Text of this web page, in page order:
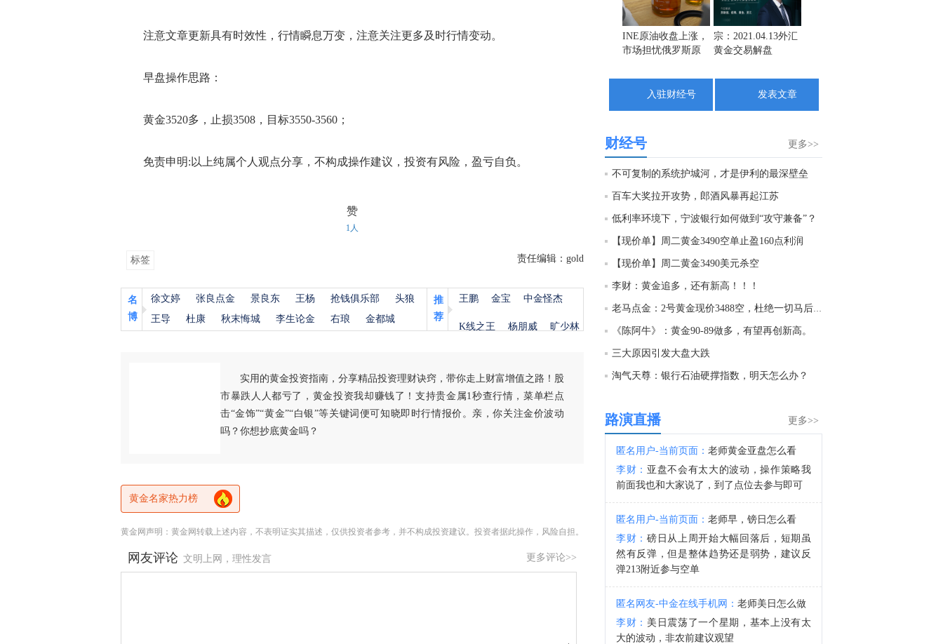
注意文章更新具有时效性，行情瞬息万变，注意关注更多及时行情变动。
早盘操作思路：
黄金3520多，止损3508，目标3550-3560；
免责申明:以上纯属个人观点分享，不构成操作建议，投资有风险，盈亏自负。
赞
1人
标签 责任编辑：gold
名
博
徐文婷 张良点金 景良东 王杨 抢钱俱乐部
头狼
王导
杜康 秋末悔城 李生论金 右琅 金都城
推
荐
王鹏 金宝 中金怪杰
K线之王 杨朋威 旷少林
实用的黄金投资指南，分享精品投资理财诀窍，带你走上财富增值之路！股
市暴跌人人都亏了，黄金投资我却赚钱了！支持贵金属1秒查行情，菜单栏点
击“金饰”“黄金”“白银”等关键词便可知晓即时行情报价。亲，你关注金价波动
吗？你想抄底黄金吗？
黄金名家热力榜
黄金网声明：黄金网转载上述内容，不表明证实其描述，仅供投资者参考，并不构成投资建议。投资者据此操作，风险自担。
更多评论>>
网友评论 文明上网，理性发言
10:51:35
今晚非农表现，是加剧美联储内部分歧还是统一共识？马上参与金十非农竞猜，赢现金红包大奖！
10:39:45
10:38:22
INE原油收盘上涨，
市场担忧俄罗斯原
宗：2021.04.13外汇
黄金交易解盘
入驻财经号 发表文章
更多>>
财经号
不可复制的系统护城河，才是伊利的最深壁垒
百车大奖拉开攻势，郎酒风暴再起江苏
低利率环境下，宁波银行如何做到“攻守兼备”？
【现价单】周二黄金3490空单止盈160点利润
【现价单】周二黄金3490美元杀空
李财：黄金追多，还有新高！！！
老马点金：2号黄金现价3488空，杜绝一切马后炮！
《陈阿牛》：黄金90-89做多，有望再创新高。
三大原因引发大盘大跌
淘气天尊：银行石油硬撑指数，明天怎么办？
更多>>
路演直播
匿名用户-当前页面： 老师黄金亚盘怎么看
李财： 亚盘不会有太大的波动，操作策略我
前面我也和大家说了，到了点位去参与即可
匿名用户-当前页面： 老师早，镑日怎么看
李财： 磅日从上周开始大幅回落后，短期虽
然有反弹，但是整体趋势还是弱势，建议反
弹213附近参与空单
匿名网友-中金在线手机网： 老师美日怎么做
李财： 美日震荡了一个星期，基本上没有太
大的波动，非农前建议观望